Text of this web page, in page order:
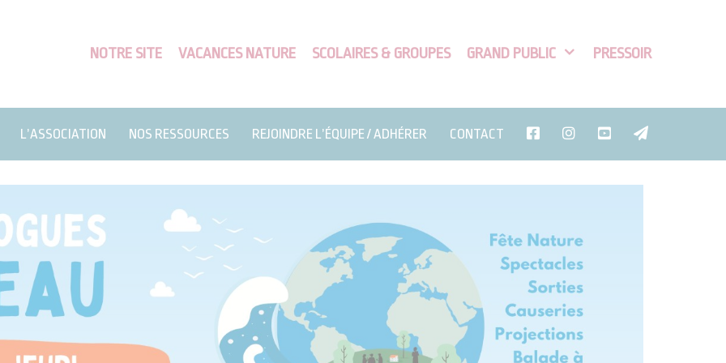
NOTRE SITE VACANCES NATURE SCOLAIRES & GROUPES GRAND PUBLIC PRESSOIR
L’ASSOCIATION NOS RESSOURCES REJOINDRE L’ÉQUIPE / ADHÉRER CONTACT